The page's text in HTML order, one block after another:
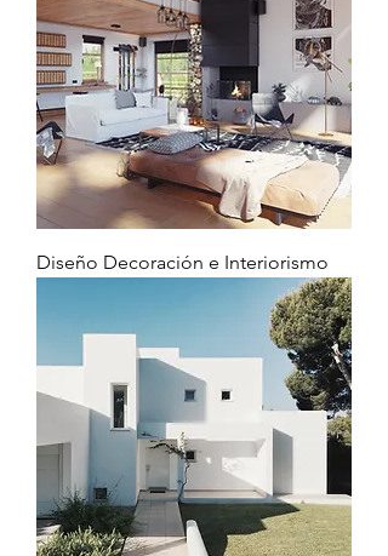
Diseño Decoración e Interiorismo